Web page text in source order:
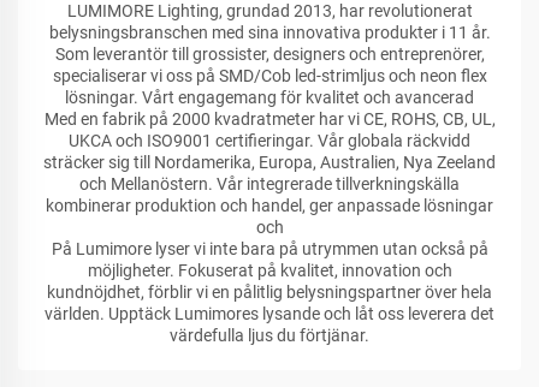
LUMIMORE Lighting, grundad 2013, har revolutionerat
belysningsbranschen med sina innovativa produkter i 11 år.
Som leverantör till grossister, designers och entreprenörer,
specialiserar vi oss på SMD/Cob led-strimljus och neon flex
lösningar. Vårt engagemang för kvalitet och avancerad
Med en fabrik på 2000 kvadratmeter har vi CE, ROHS, CB, UL,
UKCA och ISO9001 certifieringar. Vår globala räckvidd
sträcker sig till Nordamerika, Europa, Australien, Nya Zeeland
och Mellanöstern. Vår integrerade tillverkningskälla
kombinerar produktion och handel, ger anpassade lösningar
och
På Lumimore lyser vi inte bara på utrymmen utan också på
möjligheter. Fokuserat på kvalitet, innovation och
kundnöjdhet, förblir vi en pålitlig belysningspartner över hela
världen. Upptäck Lumimores lysande och låt oss leverera det
värdefulla ljus du förtjänar.